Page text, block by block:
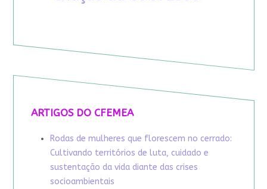
ARTIGOS DO CFEMEA
Rodas de mulheres que florescem no cerrado:
Cultivando territórios de luta, cuidado e
sustentação da vida diante das crises
socioambientais